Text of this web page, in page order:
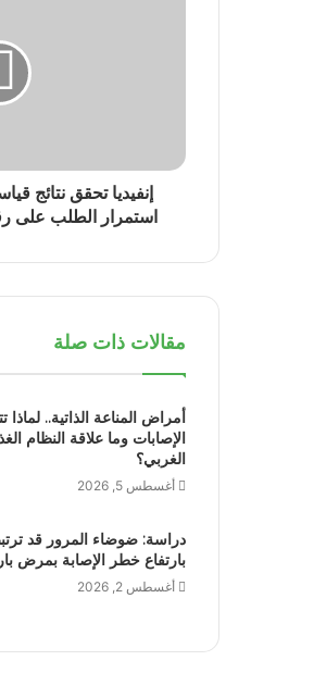
إنفيديا تحقق نتائج
استمرار الطلب على
مقالات ذات صلة
أمراض المناعة الذاتية.. لماذا
الإصابات وما علاقة النظام
الغربي؟
أغسطس 5, 2026
دراسة: ضوضاء المرور قد
بارتفاع خطر الإصابة بمرض
أغسطس 2, 2026